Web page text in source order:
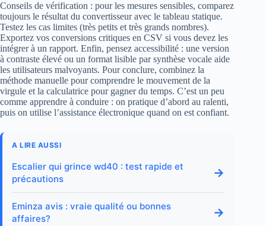
Conseils de vérification : pour les mesures sensibles, comparez
toujours le résultat du convertisseur avec le tableau statique.
Testez les cas limites (très petits et très grands nombres).
Exportez vos conversions critiques en CSV si vous devez les
intégrer à un rapport. Enfin, pensez accessibilité : une version
à contraste élevé ou un format lisible par synthèse vocale aide
les utilisateurs malvoyants. Pour conclure, combinez la
méthode manuelle pour comprendre le mouvement de la
virgule et la calculatrice pour gagner du temps. C’est un peu
comme apprendre à conduire : on pratique d’abord au ralenti,
puis on utilise l’assistance électronique quand on est confiant.
A LIRE AUSSI
Escalier qui grince wd40 : test rapide et
précautions
→
Eminza avis : vraie qualité ou bonnes
affaires?
→